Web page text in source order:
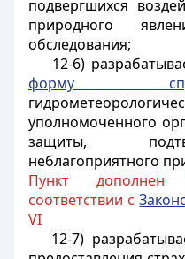
подвергшихся
природного
обследования;
12-6)
форму
уполномоченного
защиты,
неблагоприятного
Пункт
соответствии с
VI
12-7)